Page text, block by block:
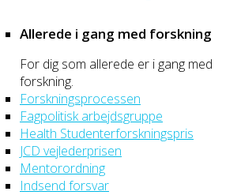
Allerede i gang med forskning
For dig som allerede er i gang med
forskning.
Forskningsprocessen
Fagpolitisk arbejdsgruppe
Health Studenterforskningspris
JCD vejlederprisen
Mentorordning
Indsend forsvar